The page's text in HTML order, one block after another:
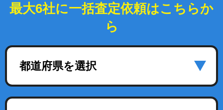
最大6社に一括査定依頼はこちらか
ら
都道府県を選択